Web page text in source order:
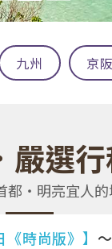
九州 京
嚴選
都‧明亮宜人的
時尚版》】